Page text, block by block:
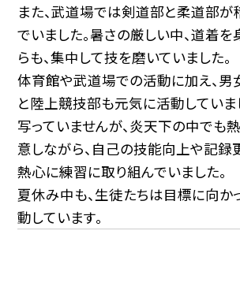
また、武道場では剣道部と柔道部が
でいました。暑さの厳しい中、道着
らも、集中して技を磨いていました。
体育館や武道場での活動に加え、男
と陸上競技部も元気に活動していま
写っていませんが、炎天下の中でも
意しながら、自己の技能向上や記録
熱心に練習に取り組んでいました。
夏休み中も、生徒たちは目標に向か
動しています。